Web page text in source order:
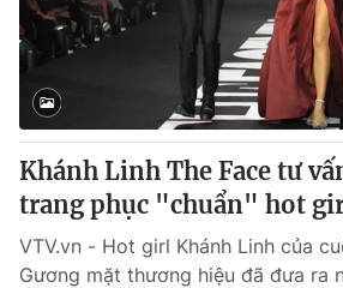
Khánh Linh The Face tư
trang phục "chuẩn" hot
VTV.vn - Hot girl Khánh Linh của
Gương mặt thương hiệu đã đưa ra